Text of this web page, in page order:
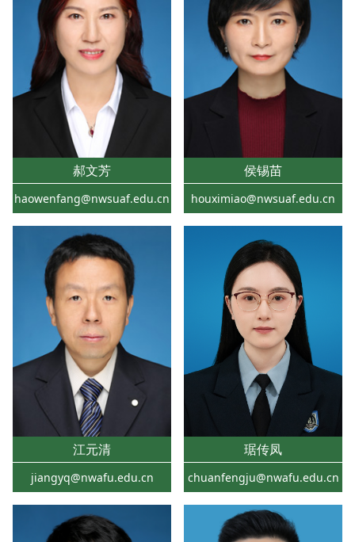
郝文芳
haowenfang@nwsuaf.edu.cn
侯锡苗
houximiao@nwsuaf.edu.cn
江元清
jiangyq@nwafu.edu.cn
琚传凤
chuanfengju@nwafu.edu.cn